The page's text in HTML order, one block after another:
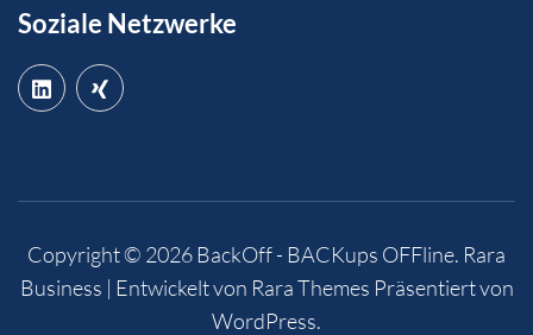
Soziale Netzwerke
Copyright © 2026BackOff - BACKups OFFline. Rara
Business | Entwickelt von Rara Themes Präsentiert von
WordPress.